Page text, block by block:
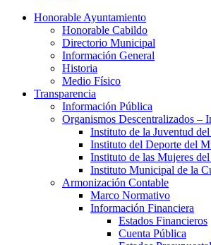
Honorable Ayuntamiento
Honorable Cabildo
Directorio Municipal
Información General
Historia
Medio Físico
Transparencia
Información Pública
Organismos Descentralizados –
Instituto de la Juventud
Instituto del Deporte del
Instituto de las Mujeres
Instituto Municipal de la
Armonización Contable
Marco Normativo
Información Financiera
Estados Financieros
Cuenta Pública